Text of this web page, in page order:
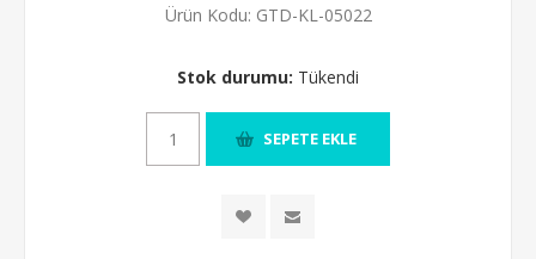
Ürün Kodu: GTD-KL-05022
Stok durumu: Tükendi